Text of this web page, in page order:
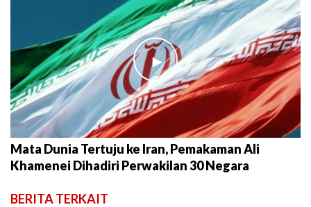
►
Mata Dunia Tertuju ke Iran, Pemakaman Ali
Khamenei Dihadiri Perwakilan 30 Negara
BERITA TERKAIT